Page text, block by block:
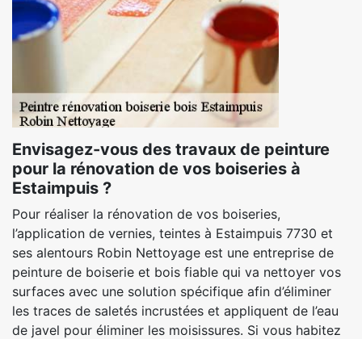
Envisagez-vous des travaux de peinture
pour la rénovation de vos boiseries à
Estaimpuis ?
Pour réaliser la rénovation de vos boiseries,
l’application de vernies, teintes à Estaimpuis 7730 et
ses alentours Robin Nettoyage est une entreprise de
peinture de boiserie et bois fiable qui va nettoyer vos
surfaces avec une solution spécifique afin d’éliminer
les traces de saletés incrustées et appliquent de l’eau
de javel pour éliminer les moisissures. Si vous habitez